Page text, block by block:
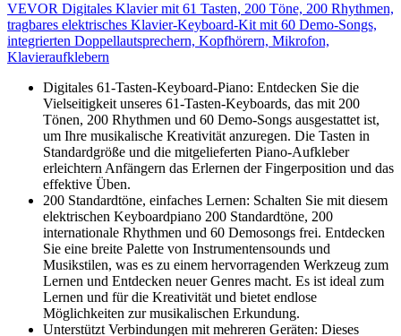
VEVOR Digitales Klavier mit 61 Tasten, 200 Töne, 200 Rhythmen,
tragbares elektrisches Klavier-Keyboard-Kit mit 60 Demo-Songs,
integrierten Doppellautsprechern, Kopfhörern, Mikrofon,
Klavieraufklebern
Digitales 61-Tasten-Keyboard-Piano: Entdecken Sie die
Vielseitigkeit unseres 61-Tasten-Keyboards, das mit 200
Tönen, 200 Rhythmen und 60 Demo-Songs ausgestattet ist,
um Ihre musikalische Kreativität anzuregen. Die Tasten in
Standardgröße und die mitgelieferten Piano-Aufkleber
erleichtern Anfängern das Erlernen der Fingerposition und das
effektive Üben.
200 Standardtöne, einfaches Lernen: Schalten Sie mit diesem
elektrischen Keyboardpiano 200 Standardtöne, 200
internationale Rhythmen und 60 Demosongs frei. Entdecken
Sie eine breite Palette von Instrumentensounds und
Musikstilen, was es zu einem hervorragenden Werkzeug zum
Lernen und Entdecken neuer Genres macht. Es ist ideal zum
Lernen und für die Kreativität und bietet endlose
Möglichkeiten zur musikalischen Erkundung.
Unterstützt Verbindungen mit mehreren Geräten: Dieses